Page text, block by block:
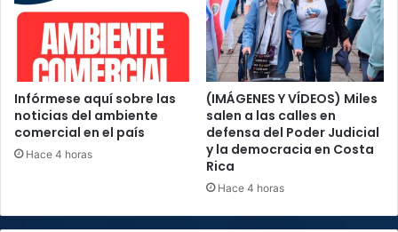
Infórmese aquí sobre las
noticias del ambiente
comercial en el país
Hace 4 horas
(IMÁGENES Y VÍDEOS) Miles
salen a las calles en
defensa del Poder Judicial
y la democracia en Costa
Rica
Hace 4 horas